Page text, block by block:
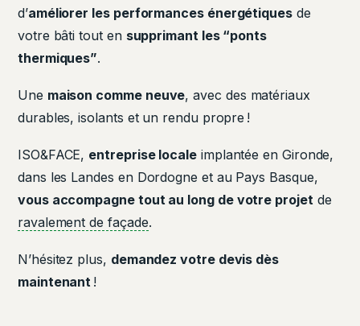
d’améliorer les performances énergétiquesde
votre bâti tout en supprimant les “ponts
thermiques”.
Une maison comme neuve, avec des matériaux
durables, isolants et un rendu propre !
ISO&FACE, entreprise localeimplantée en Gironde,
dans les Landes en Dordogne et au Pays Basque,
vous accompagne tout au long de votre projetde
ravalement de façade.
N’hésitez plus, demandez votre devis dès
maintenant !